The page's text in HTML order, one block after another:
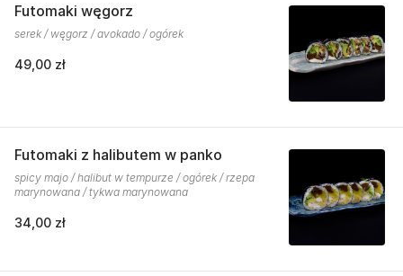
Futomaki węgorz
serek / węgorz / avokado / ogórek
49,00 zł
Futomaki z halibutem w panko
spicy majo / halibut w tempurze / ogórek / rzepa
marynowana / tykwa marynowana
34,00 zł